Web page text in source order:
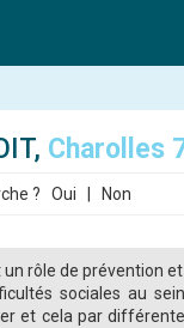
Charolles
? Oui Non
un rôle de prévention
sociales au
et cela par